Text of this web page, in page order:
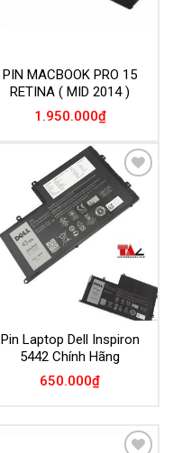
PIN MACBOOK PRO 15
RETINA ( MID 2014 )
1.950.000₫
Add to
Wishlist
Pin Laptop Dell Inspiron
5442 Chính Hãng
650.000₫